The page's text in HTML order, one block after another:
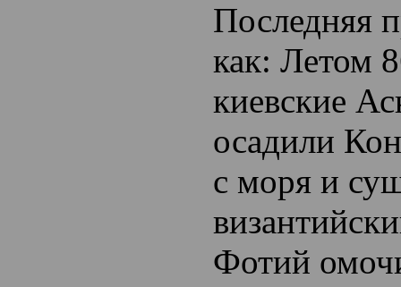
Последняя
как: Летом
киевские
осадили
с моря и
Фотий